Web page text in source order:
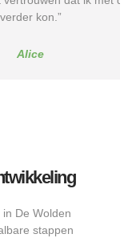
De Wolden
stappen